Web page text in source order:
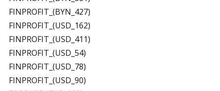
FINPROFIT_(BYN_427)
FINPROFIT_(USD_162)
FINPROFIT_(USD_411)
FINPROFIT_(USD_54)
FINPROFIT_(USD_78)
FINPROFIT_(USD_90)